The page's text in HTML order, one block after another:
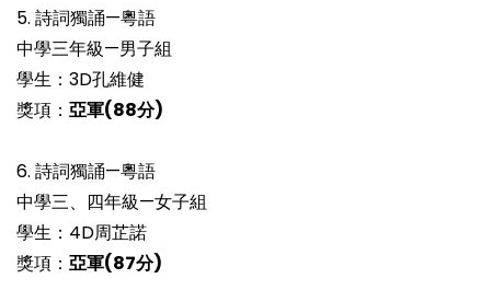
5. 詩詞獨誦—粵語
中學三年級—男子組
學生：3D孔維健
獎項： 亞軍(88分)
6. 詩詞獨誦—粵語
中學三、四年級—女子組
學生：4D周芷諾
獎項： 亞軍(87分)